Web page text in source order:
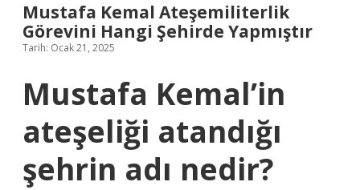
Mustafa Kemal Ateşemiliterlik
Görevini Hangi Şehirde Yapmıştır
Tarih: Ocak 21, 2025
Mustafa Kemal’in
ateşeliği atandığı
şehrin adı nedir?